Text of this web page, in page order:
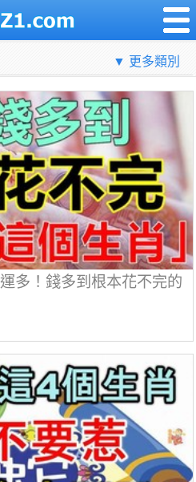
▼ 更多類別
多！錢多到根本花不完的